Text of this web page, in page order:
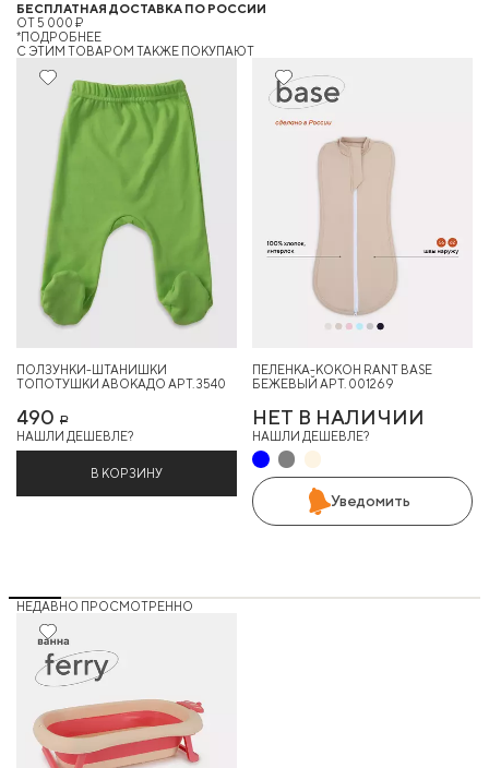
БЕСПЛАТНАЯ ДОСТАВКА ПО РОССИИ
ОТ 5 000 ₽
*ПОДРОБНЕЕ
C ЭТИМ ТОВАРОМ ТАКЖЕ ПОКУПАЮТ
ПОЛЗУНКИ-ШТАНИШКИ
ТОПОТУШКИ АВОКАДО АРТ. 3540
490 Р
НАШЛИ ДЕШЕВЛЕ?
В КОРЗИНУ
ПЕЛЕНКА-КОКОН RANT BASE
БЕЖЕВЫЙ АРТ. 001269
НЕТ В НАЛИЧИИ
НАШЛИ ДЕШЕВЛЕ?
Уведомить
НЕДАВНО ПРОСМОТРЕННО